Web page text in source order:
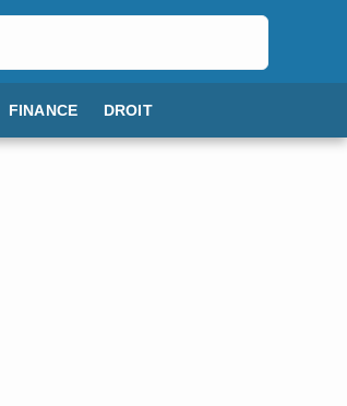
FINANCE DROIT